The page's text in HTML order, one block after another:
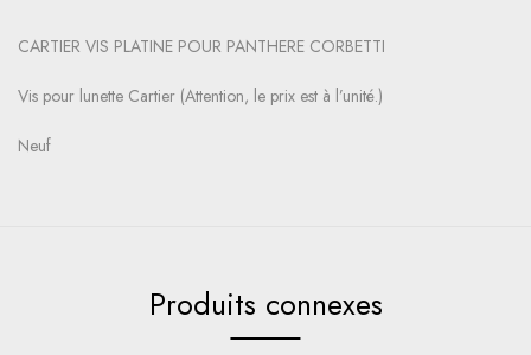
CARTIER VIS PLATINE POUR PANTHERE CORBETTI
Vis pour lunette Cartier (Attention, le prix est à l’unité.)
Neuf
Produits connexes